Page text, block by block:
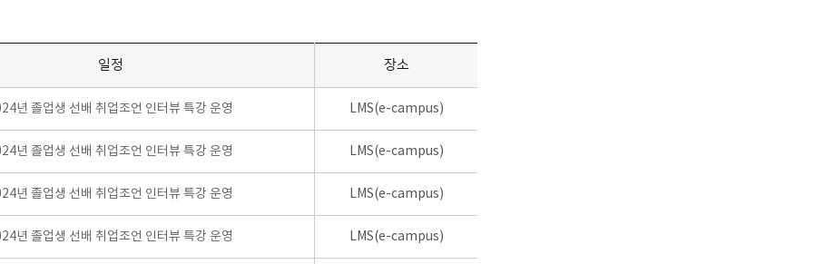
일정 장소
년 졸업생 선배 취업조언 인터뷰 특강 운영 LMS(e-campus)
년 졸업생 선배 취업조언 인터뷰 특강 운영 LMS(e-campus)
년 졸업생 선배 취업조언 인터뷰 특강 운영 LMS(e-campus)
년 졸업생 선배 취업조언 인터뷰 특강 운영 LMS(e-campus)